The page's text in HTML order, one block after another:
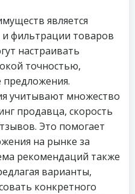
является
и фильтрации товаров
настраивать
точностью,
предложения.
учитывают множество
продавца, скорость
Это помогает
на рынке за
рекомендаций также
варианты,
конкретного